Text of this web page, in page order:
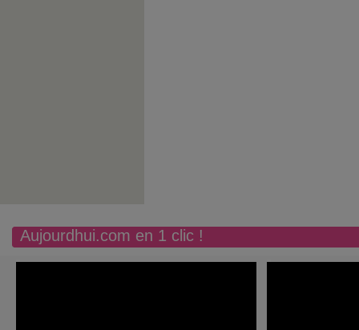
Aujourdhui.com en 1 clic !